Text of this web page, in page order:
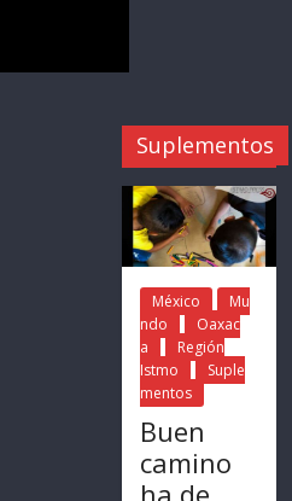
Suplementos
México
Mu
ndo
Oaxac
a
Región
Istmo
Suple
mentos
Buen
camino